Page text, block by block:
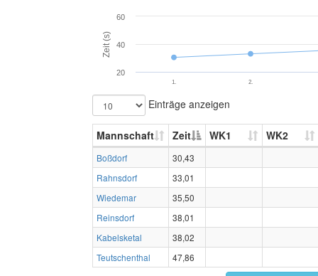
Zeit (s)
1. 2.
20
40
60
Einträge anzeigen
Mannschaft Zeit WK1 WK2
Boßdorf
30,43
Rahnsdorf
33,01
Wiedemar
35,50
Reinsdorf
38,01
Kabelsketal
38,02
Teutschenthal
47,86